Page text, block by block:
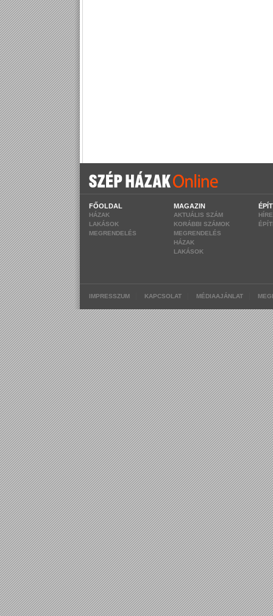
FŐOLDAL
HÁZAK
LAKÁSOK
MEGRENDELÉS
MAGAZIN
AKTUÁLIS SZÁM
KORÁBBI SZÁMOK
MEGRENDELÉS
HÁZAK
LAKÁSOK
IMPRESSZUM KAPCSOLAT MÉDIAAJÁNLAT